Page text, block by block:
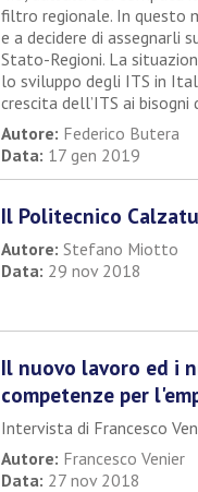
filtro regionale. In questo
e a decidere di assegnarli
Stato-Regioni. La
lo sviluppo degli ITS in
crescita dell’ITS ai
Autore: Federico Butera
Data: 17 gen 2019
Il Politecnico
Autore: Stefano Miotto
Data: 29 nov 2018
Il nuovo lavoro ed i
competenze per
Intervista di Francesco
Autore: Francesco Venier
Data: 27 nov 2018